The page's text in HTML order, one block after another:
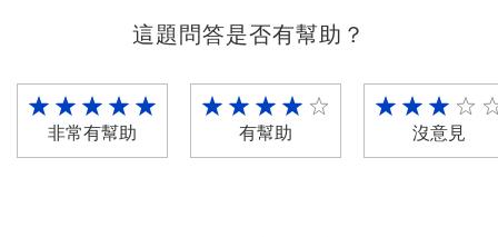
這題問答是否有幫助？
非常有幫助 有幫助 沒意見